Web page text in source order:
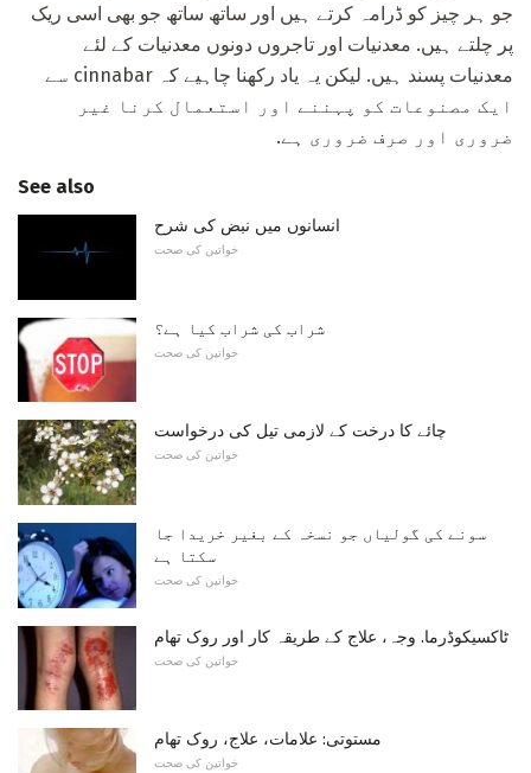
جو ہر چیز کو ڈرامہ کرتے ہیں اور ساتھ ساتھ جو بھی اسی ریک
پر چلتے ہیں. معدنیات اور تاجروں دونوں معدنیات کے لئے
معدنیات پسند ہیں. لیکن یہ یاد رکھنا چاہیے کہ cinnabar سے
ایک مصنوعات کو پہننے اور استعمال کرنا غیر
ضروری اور صرف ضروری ہے.
See also
انسانوں میں نبض کی شرح
خواتین کی صحت
شراب کی شراب کیا ہے؟
خواتین کی صحت
چائے کا درخت کے لازمی تیل کی درخواست
خواتین کی صحت
سونے کی گولیاں جو نسخہ کے بغیر خریدا جا
سکتا ہے
خواتین کی صحت
ٹاکسیکوڈرما. وجہ، علاج کے طریقہ کار اور روک تھام
خواتین کی صحت
مستوتی: علامات، علاج، روک تھام
خواتین کی صحت